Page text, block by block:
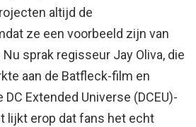
altijd de
ze een voorbeeld zijn van
sprak regisseur Jay Oliva, die
aan de Batfleck-film en
Extended Universe (DCEU)-
lijkt erop dat fans het echt